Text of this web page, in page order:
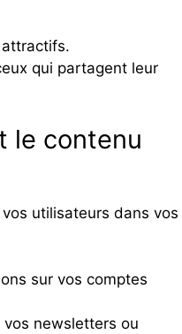
qui partagent leur
le contenu
utilisateurs dans vos
sur vos comptes
newsletters ou